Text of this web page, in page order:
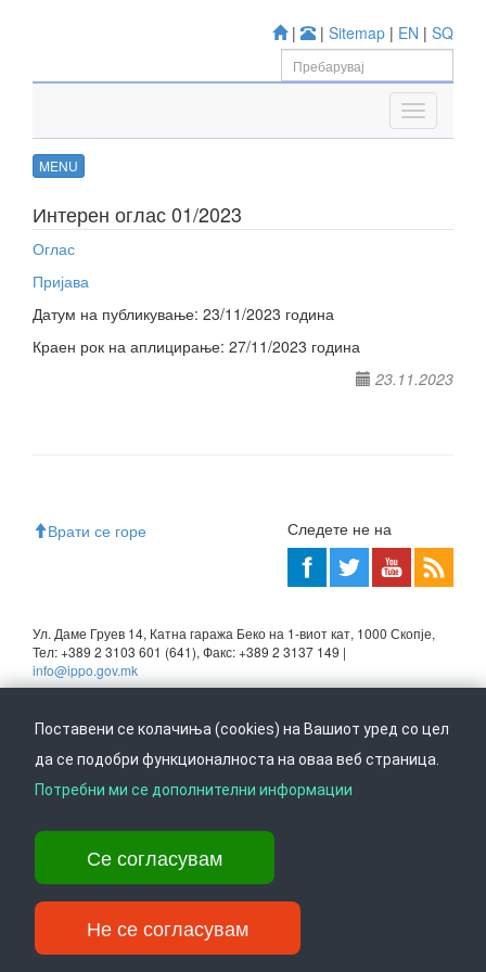
| | Sitemap | EN | SQ
MENU
Интерен оглас 01/2023
Оглас
Пријава
Датум на публикување: 23/11/2023 година
Краен рок на аплицирање: 27/11/2023 година
23.11.2023
Врати се горе Следете не на
Ул. Даме Груев 14, Катна гаража Беко на 1-виот кат, 1000 Скопје,
Тел: +389 2 3103 601 (641), Факс: +389 2 3137 149 |
info@ippo.gov.mk
Поставени се колачиња (cookies) на Вашиот уред со цел
да се подобри функционалноста на оваа веб страница.
Потребни ми се дополнителни информации
Се согласувам
Не се согласувам